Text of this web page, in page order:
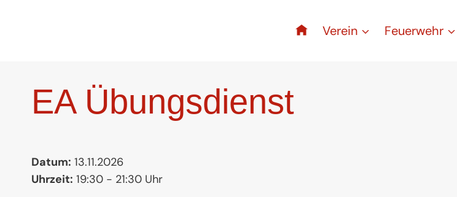
Verein Feuerwehr
EA Übungsdienst
Datum: 13.11.2026
Uhrzeit: 19:30 - 21:30 Uhr